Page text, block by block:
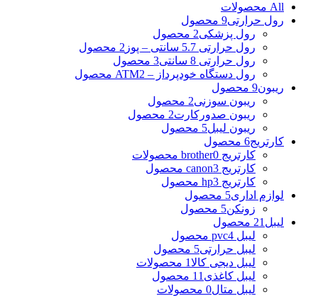
All محصولات
رول حرارتی9 محصول
رول پزشکی2 محصول
رول حرارتی 5.7 سانتی – پوز
2 محصول
رول حرارتی 8 سانتی
3 محصول
رول دستگاه خودپرداز – ATM 2 محصول
ریبون9 محصول
ریبون سوزنی2 محصول
ریبون صدورکارت2 محصول
ریبون لیبل5 محصول
کارتریج6 محصول
کارتریج brother 0 محصولات
کارتریج canon 3 محصول
کارتریج hp 3 محصول
لوازم اداری5 محصول
زونکن5 محصول
لیبل 21 محصول
لیبل pvc 4 محصول
لیبل حرارتی5 محصول
لیبل دیجی کالا1 محصولات
لیبل کاغذی 11 محصول
لیبل متال0 محصولات